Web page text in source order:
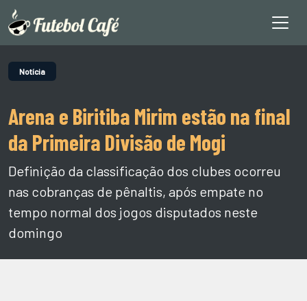
Notícia
Arena e Biritiba Mirim estão na final
da Primeira Divisão de Mogi
Definição da classificação dos clubes ocorreu
nas cobranças de pênaltis, após empate no
tempo normal dos jogos disputados neste
domingo